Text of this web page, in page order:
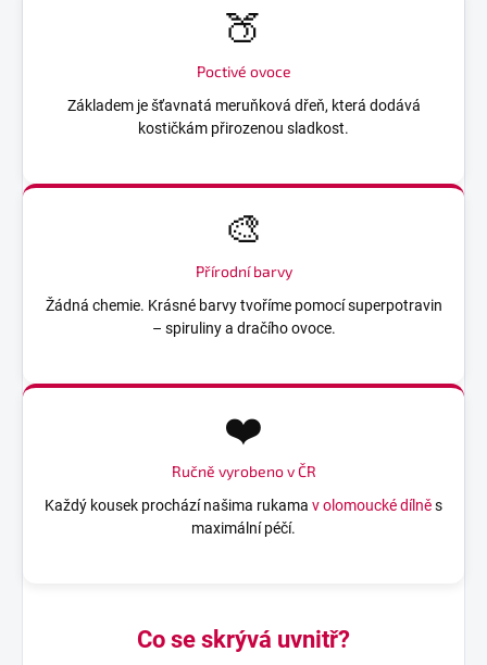
🍑
Poctivé ovoce
Základem je šťavnatá meruňková dřeň, která dodává
kostičkám přirozenou sladkost.
🎨
Přírodní barvy
Žádná chemie. Krásné barvy tvoříme pomocí superpotravin
– spiruliny a dračího ovoce.
❤️
Ručně vyrobeno v ČR
Každý kousek prochází našima rukama v olomoucké dílněs
maximální péčí.
Co se skrývá uvnitř?